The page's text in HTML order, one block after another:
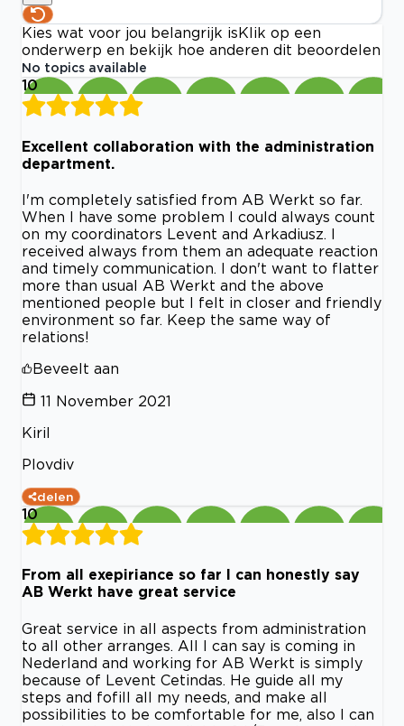
Kies wat voor jou belangrijk is Klik op een
onderwerp en bekijk hoe anderen dit beoordelen
No topics available
10
Excellent collaboration with the administration
department.
I'm completely satisfied from AB Werkt so far.
When I have some problem I could always count
on my coordinators Levent and Arkadiusz. I
received always from them an adequate reaction
and timely communication. I don't want to flatter
more than usual AB Werkt and the above
mentioned people but I felt in closer and friendly
environment so far. Keep the same way of
relations!
Beveelt aan
11 November 2021
Kiril
Plovdiv
delen
10
From all exepiriance so far I can honestly say
AB Werkt have great service
Great service in all aspects from administration
to all other arranges. All I can say is coming in
Nederland and working for AB Werkt is simply
because of Levent Cetindas. He guide all my
steps and fofill all my needs, and make all
possibilities to be comfortable for me, also I can